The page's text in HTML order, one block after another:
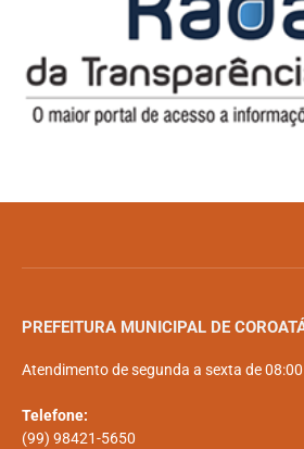
PREFEITURA MUNICIPAL DE
Atendimento de segunda a sexta de
Telefone:
(99) 98421-5650